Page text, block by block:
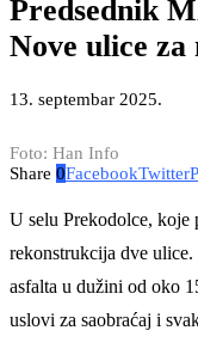
Predsednik
Nove ulice za
13. septembar 2025.
Foto: Han Info
Share 0FacebookTwitter
U selu Prekodolce, koje
rekonstrukcija dve
asfalta u dužini od oko
uslovi za saobraćaj i